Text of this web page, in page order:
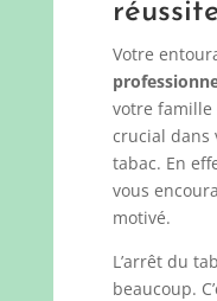
Votre
votre famille
crucial dans
tabac. En
vous
motivé.
L’arrêt du
beaucoup.